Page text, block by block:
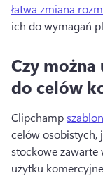
łatwa zmiana
ich do wymagań
Czy
do celów
Clipchamp
celów osobistych,
stockowe zawarte
użytku